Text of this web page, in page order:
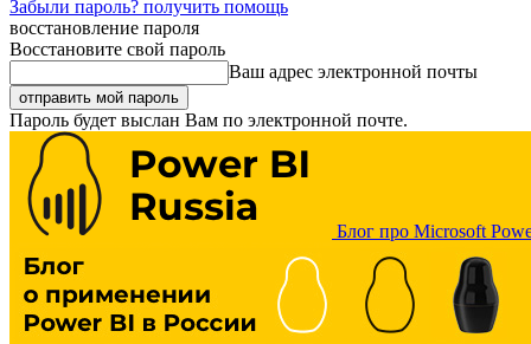
Забыли пароль? получить помощь
восстановление пароля
Восстановите свой пароль
Ваш адрес электронной почты
Пароль будет выслан Вам по электронной почте.
Блог про Microsoft